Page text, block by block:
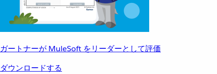
ガートナーが MuleSoft をリーダーとして評価
ダウンロードする